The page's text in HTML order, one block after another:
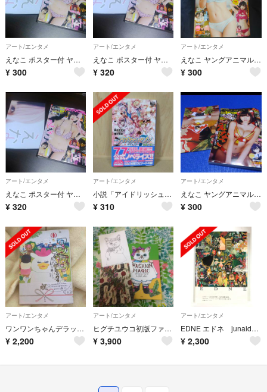
アート/エンタメ
えなこ ポスター付 ヤングアニマル 9,10合併号 DVD応募券無し
¥ 300
アート/エンタメ
えなこ ポスター付 ヤングアニマル 9,10合併号 DVD応募券無し
¥ 320
アート/エンタメ
えなこ ヤングアニマル 16号 付録応募券無
¥ 300
アート/エンタメ
えなこ ポスター付 ヤングアニマル 9,10合併号 DVD応募券無し
¥ 320
アート/エンタメ
小説「アイドリッシュセブン 流星に祈る」帯付き 都志見文太 種村有菜 アイナナ
¥ 310
アート/エンタメ
えなこ ヤングアニマル 新年１号 DVD応募券無
¥ 300
アート/エンタメ
ワンワンちゃんデラックス 帯付
¥ 2,200
アート/エンタメ
ヒグチユウコ初版ファッションマジック
¥ 3,900
アート/エンタメ
EDNE エドネ junaida ジュナイダ
¥ 2,300